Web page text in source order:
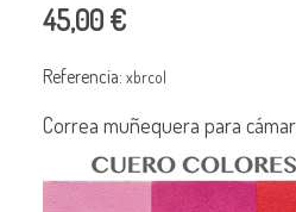
45,00 €
Referencia: xbrcol
Correa muñequera para